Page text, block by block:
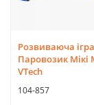
Розвиваюча
Паровозик Мікі
VTech
104-857